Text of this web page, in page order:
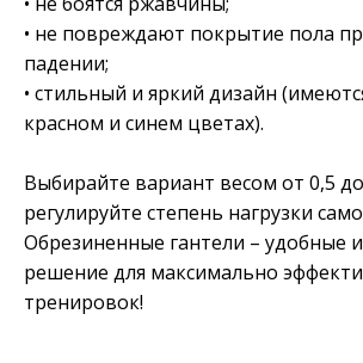
• не повреждают покрытие пола
падении;
• стильный и яркий дизайн
красном и синем цветах).
Выбирайте вариант весом от 0,5
регулируйте степень нагрузки
Обрезиненные гантели – удобные
решение для максимально
тренировок!